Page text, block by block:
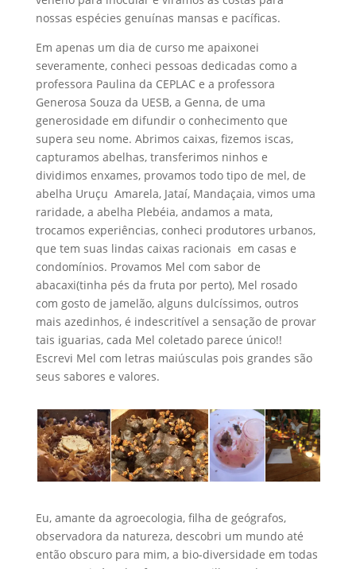
nossas espécies genuínas mansas e pacíficas.
Em apenas um dia de curso me apaixonei
severamente, conheci pessoas dedicadas como a
professora Paulina da CEPLAC e a professora
Generosa Souza da UESB, a Genna, de uma
generosidade em difundir o conhecimento que
supera seu nome. Abrimos caixas, fizemos iscas,
capturamos abelhas, transferimos ninhos e
dividimos enxames, provamos todo tipo de mel, de
abelha Uruçu Amarela, Jataí, Mandaçaia, vimos uma
raridade, a abelha Plebéia, andamos a mata,
trocamos experiências, conheci produtores urbanos,
que tem suas lindas caixas racionais em casas e
condomínios. Provamos Mel com sabor de
abacaxi(tinha pés da fruta por perto), Mel rosado
com gosto de jamelão, alguns dulcíssimos, outros
mais azedinhos, é indescritível a sensação de provar
tais iguarias, cada Mel coletado parece único!!
Escrevi Mel com letras maiúsculas pois grandes são
seus sabores e valores.
Eu, amante da agroecologia, filha de geógrafos,
observadora da natureza, descobri um mundo até
então obscuro para mim, a bio-diversidade em todas